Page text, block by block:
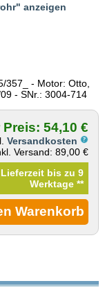
anzeigen
357_ - Motor: Otto,
- SNr.: 3004-714
Preis: 54,10 €
Versandkosten
Versand: 89,00 €
bis zu 9
Werktage**